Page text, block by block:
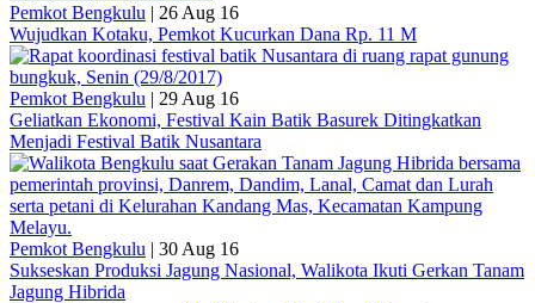
Pemkot Bengkulu | 26 Aug 16
Wujudkan Kotaku, Pemkot Kucurkan Dana Rp. 11 M
Pemkot Bengkulu | 29 Aug 16
Geliatkan Ekonomi, Festival Kain Batik Basurek Ditingkatkan
Menjadi Festival Batik Nusantara
Pemkot Bengkulu | 30 Aug 16
Sukseskan Produksi Jagung Nasional, Walikota Ikuti Gerkan Tanam
Jagung Hibrida